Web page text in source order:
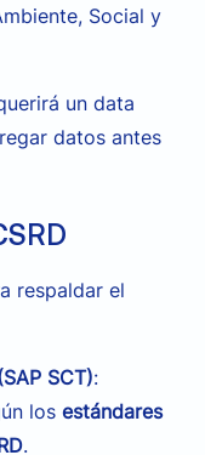
Social y
un data
datos antes
respaldar el
SCT):
los estándares
.